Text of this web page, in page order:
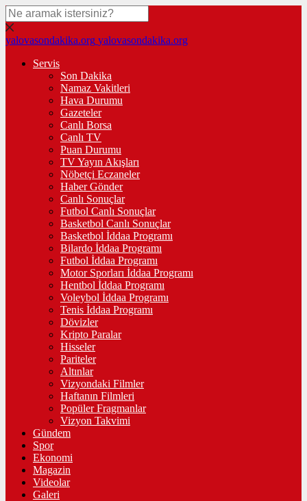
yalovasondakika.org yalovasondakika.org
Servis
Son Dakika
Namaz Vakitleri
Hava Durumu
Gazeteler
Canlı Borsa
Canlı TV
Puan Durumu
TV Yayın Akışları
Nöbetçi Eczaneler
Haber Gönder
Canlı Sonuçlar
Futbol Canlı Sonuçlar
Basketbol Canlı Sonuçlar
Basketbol İddaa Programı
Bilardo İddaa Programı
Futbol İddaa Programı
Motor Sporları İddaa Programı
Hentbol İddaa Programı
Voleybol İddaa Programı
Tenis İddaa Programı
Dövizler
Kripto Paralar
Hisseler
Pariteler
Altınlar
Vizyondaki Filmler
Haftanın Filmleri
Popüler Fragmanlar
Vizyon Takvimi
Gündem
Spor
Ekonomi
Magazin
Videolar
Galeri